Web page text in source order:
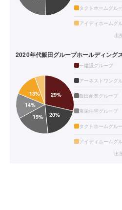
タクトホームグル
アイディホームグ
出
2020年代飯田グループホールディング
一建設グループ
アーネストワング
飯田産業グループ
東栄住宅グループ
タクトホームグル
アイディホームグ
出